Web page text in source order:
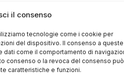
il consenso
tecnologie come i cookie per
del dispositivo. Il consenso a queste
dati come il comportamento di
consenso o la revoca del consenso può
caratteristiche e funzioni.